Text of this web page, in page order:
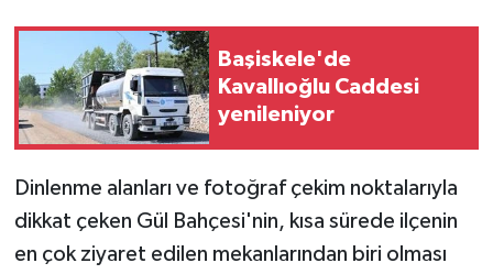
Başiskele'de
Kavallıoğlu Caddesi
yenileniyor
Dinlenme alanları ve fotoğraf çekim noktalarıyla
dikkat çeken Gül Bahçesi'nin, kısa sürede ilçenin
en çok ziyaret edilen mekanlarından biri olması